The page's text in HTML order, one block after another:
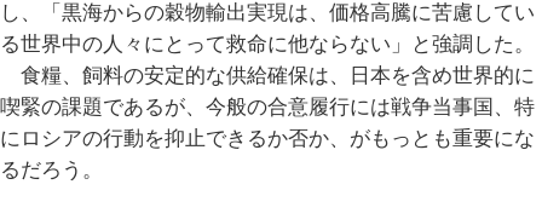
し、「黒海からの穀物輸出実現は、価格高騰に苦慮してい
る世界中の人々にとって救命に他ならない」と強調した。
食糧、飼料の安定的な供給確保は、日本を含め世界的に
喫緊の課題であるが、今般の合意履行には戦争当事国、特
にロシアの行動を抑止できるか否か、がもっとも重要にな
るだろう。